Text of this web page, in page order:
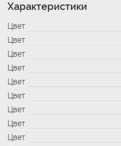
Характеристики
Цвет
Цвет
Цвет
Цвет
Цвет
Цвет
Цвет
Цвет
Цвет